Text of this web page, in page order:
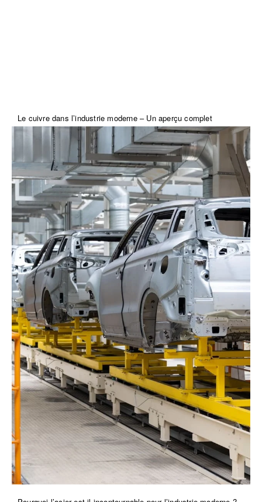
Le cuivre dans l’industrie moderne – Un aperçu complet